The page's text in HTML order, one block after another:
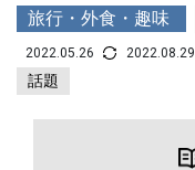
旅行・外食・趣味
2022.05.26 2022.08.29
話題